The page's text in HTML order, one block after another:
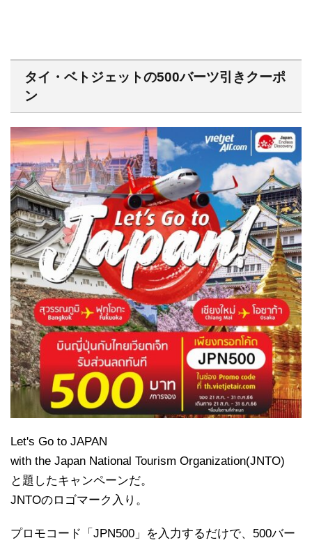
タイ・ベトジェットの500バーツ引きクーポ
ン
Let's Go to JAPAN
with the Japan National Tourism Organization(JNTO)
と題したキャンペーンだ。
JNTOのロゴマーク入り。
プロモコード「JPN500」を入力するだけで、500バー